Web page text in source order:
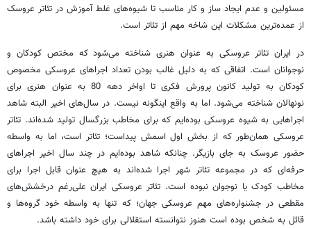
مسئولین و عدم ایجاد ساز و کار مناسب تا شیوه‌های غلط آموزش در تئاتر عروسک
از عمده‌ترین مشکلات این شاخه مهم از تئاتر است.
در ایران تئاتر عروسکی به عنوان هنری شناخته می‌شود که مختص کودکان و
نوجوانان است. اتفاقی که به دلیل غالب بودن تعداد اجراهای عروسکی مخصوص
کودکان به تولید کانون پرورش فکری تا اواخر دهه 80 به عنوان هنری برای
نونهالان شناخته می‌شود. اما به واقع اینگونه نیست. در سال‌های اخیر البته شاهد
اجراهایی به شیوه عروسکی بوده‌ایم که برای مخاطب بزرگسال تولید شده‌اند. تئاتر
عروسکی همان‌طور که از بخش اول اسمش پیداست؛ تئاتر است، اما به واسطه
حضور عروسک به جای بازیگر. چنانکه شاهد بوده‌ایم در چند سال اخیر اجراهای
حرفه‌ای که در مجموعه تئاتر شهر اجرا شده‌اند به هیچ عنوان قابل اجرا برای
مخاطب کودک یا نوجوان نبوده است. تئاتر عروسکی ایران علی‌رغم درخشش‌های
مقطعی در جشنواره‌های مهم عروسکی جهان؛ که تنها به واسطه خود گروه‌ها و
قائل به شخص بوده است هنوز نتوانسته استقلالی برای خود داشته باشد.